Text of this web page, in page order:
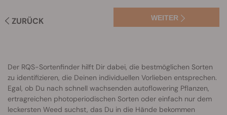
WEITER
ZURÜCK
Der RQS-Sortenfinder hilft Dir dabei, die bestmöglichen Sorten
zu identifizieren, die Deinen individuellen Vorlieben entsprechen.
Egal, ob Du nach schnell wachsenden autoflowering Pflanzen,
ertragreichen photoperiodischen Sorten oder einfach nur dem
leckersten Weed suchst, das Du in die Hände bekommen